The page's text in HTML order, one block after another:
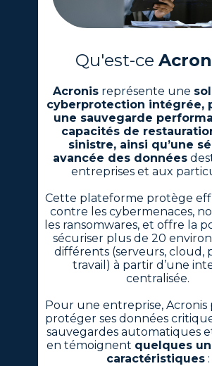
Qu'es​t-ce
Acronis représente une
cyberprotection intégrée,
une sauvegarde
capacités de
sinistre, ainsi qu’une
avancée des données
entreprises et aux
Cette plateforme protège
contre les cybermenaces,
les ransomwares, et offre la
sécuriser plus de 20
différents (serveurs, cloud,
travail) à partir d’une
centralisée.
Pour une entreprise, Acronis
protéger ses données
sauvegardes automatiques
en témoignent quelques
caractéristiques: